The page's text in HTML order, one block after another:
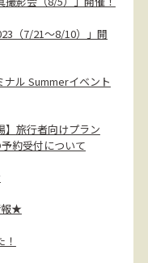
（7/21～8/10）」開
ナル Summerイベント
旅行者向けプラン
約受付について
報★